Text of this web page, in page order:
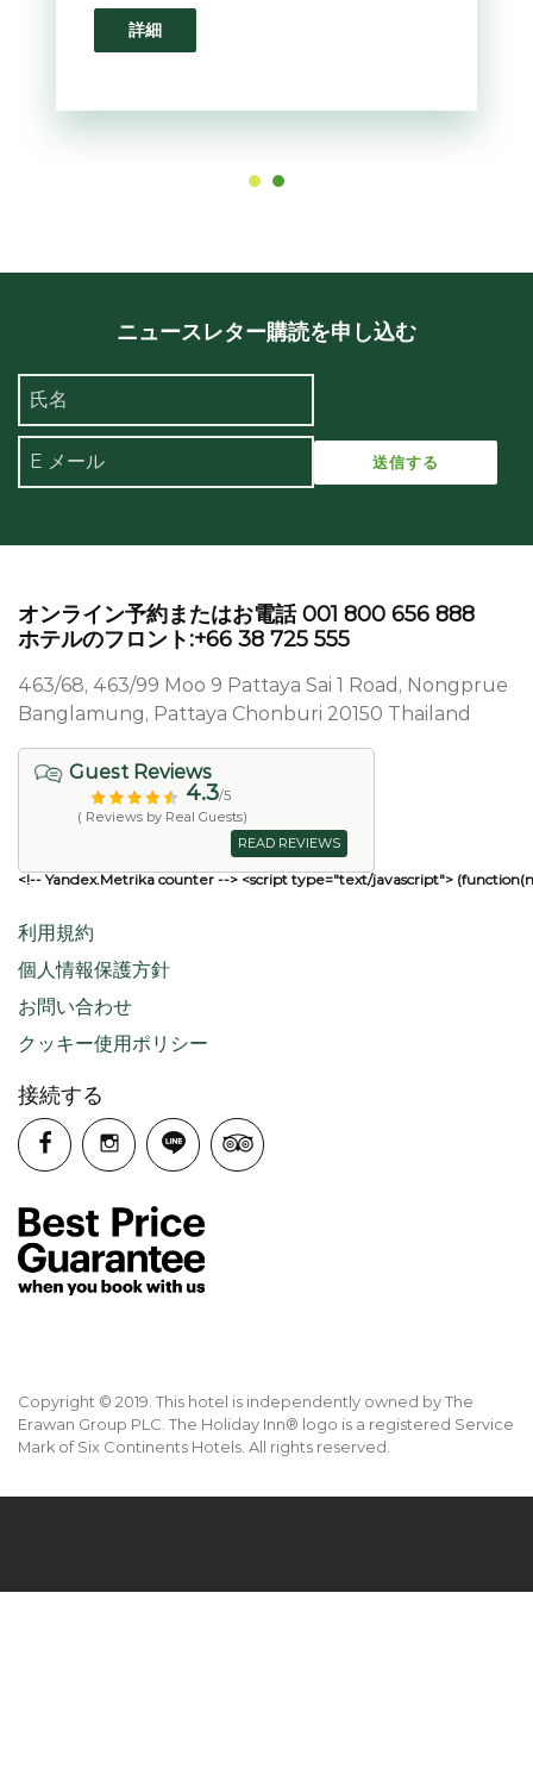
詳細
ニュースレター購読を申し込む
オンライン予約またはお電話 001 800 656 888
ホテルのフロント:+66 38 725 555
463/68, 463/99 Moo 9 Pattaya Sai 1 Road, Nongprue
Banglamung, Pattaya Chonburi 20150 Thailand
Guest Reviews
4.3/5
( Reviews by Real Guests)
READ REVIEWS
<!-- Yandex.Metrika counter --> <script type="text/javascript">
利用規約
個人情報保護方針
お問い合わせ
クッキー使用ポリシー
接続する
Copyright © 2019. This hotel is independently owned by The
Erawan Group PLC. The Holiday Inn® logo is a registered Service
Mark of Six Continents Hotels. All rights reserved.